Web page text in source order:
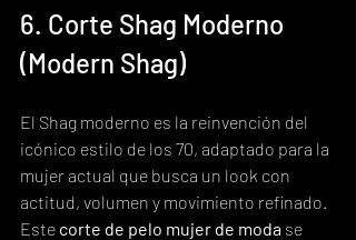
6. Corte Shag Moderno
(Modern Shag)
El Shag moderno es la reinvención del
icónico estilo de los 70, adaptado para la
mujer actual que busca un look con
actitud, volumen y movimiento refinado.
Este corte de pelo mujer de moda se